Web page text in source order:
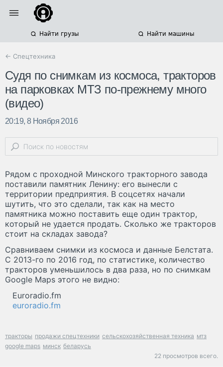
Найти грузы Найти машины
← Спецтехника
Судя по снимкам из космоса, тракторов
на парковках МТЗ по-прежнему много
(видео)
20:19, 8 Ноября 2016
Рядом с проходной Минского тракторного завода
поставили памятник Ленину: его вынесли с
территории предприятия. В соцсетях начали
шутить, что это сделали, так как на место
памятника можно поставить еще один трактор,
который не удается продать. Сколько же тракторов
стоит на складах завода?
Сравниваем снимки из космоса и данные Белстата.
С 2013-го по 2016 год, по статистике, количество
тракторов уменьшилось в два раза, но по снимкам
Google Maps этого не видно:
Euroradio.fm
euroradio.fm
тракторы продажи спецтехники сельскохозяйственная техника мтз
google maps минск беларусь
22 просмотров всего.